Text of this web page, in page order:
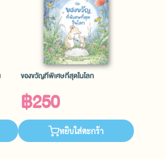
ของขวัญที่พิเศษที่สุดในโลก
฿250
หยิบใส่ตะกร้า